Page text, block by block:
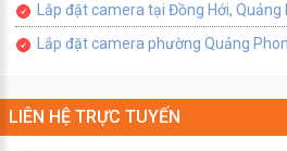
Lắp đặt camera tại Đồng Hới, Quảng
Lắp đặt camera phường Quảng
LIÊN HỆ TRỰC TUYẾN